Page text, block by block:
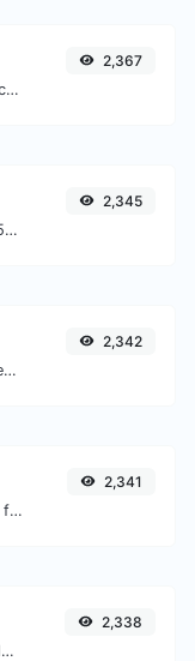
Décoder l'entrée Base64 en chaîne.
2,367
Générez un hachage SHA-256 pour toute entrée de chaîne.
2,345
Décoder l'entrée URL pour revenir à une chaîne normale.
2,342
Convertissez facilement des fichiers image PNG en JPG.
2,341
Convertir les extraits de code bbcode de type forum en code HTML brut.
2,338